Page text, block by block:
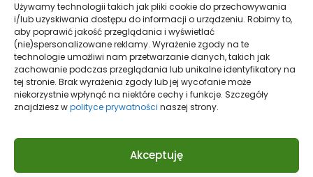
Używamy technologii takich jak pliki cookie do przechowywania
i/lub uzyskiwania dostępu do informacji o urządzeniu. Robimy to,
aby poprawić jakość przeglądania i wyświetlać
(nie)spersonalizowane reklamy. Wyrażenie zgody na te
technologie umożliwi nam przetwarzanie danych, takich jak
zachowanie podczas przeglądania lub unikalne identyfikatory na
tej stronie. Brak wyrażenia zgody lub jej wycofanie może
niekorzystnie wpłynąć na niektóre cechy i funkcje. Szczegóły
znajdziesz wpolityce prywatności naszej strony.
Akceptuję
Finanse i inwestycje
Dom i ogród
Turystyka
Lifestyle
O nas
Redakcja
Reklama
Kontakt
Prywatność
Polityka prywatności Cookies (EU)